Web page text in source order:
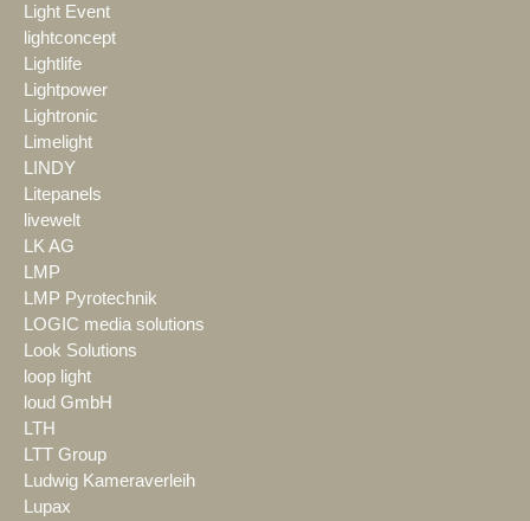
Light Event
lightconcept
Lightlife
Lightpower
Lightronic
Limelight
LINDY
Litepanels
livewelt
LK AG
LMP
LMP Pyrotechnik
LOGIC media solutions
Look Solutions
loop light
loud GmbH
LTH
LTT Group
Ludwig Kameraverleih
Lupax